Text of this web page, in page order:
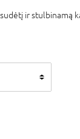
ir stulbinamą